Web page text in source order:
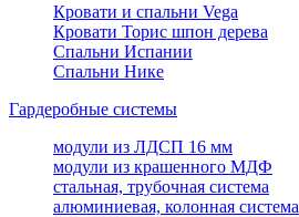
Кровати и спальни Vega
Кровати Торис шпон дерева
Спальни Испании
Спальни Нике
Гардеробные системы
модули из ЛДСП 16 мм
модули из крашенного МДФ
стальная, трубочная система
алюминиевая, колонная система